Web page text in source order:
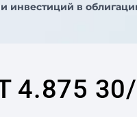
инвестиций в
4.875